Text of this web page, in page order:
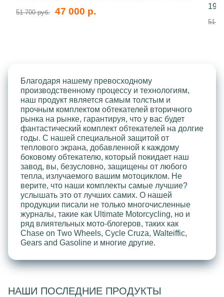
51 700 руб. 47 000 р.
51
Благодаря нашему превосходному
производственному процессу и технологиям,
наш продукт является самым толстым и
прочным комплектом обтекателей вторичного
рынка на рынке, гарантируя, что у вас будет
фантастический комплект обтекателей на долгие
годы. С нашей специальной защитой от
теплового экрана, добавленной к каждому
боковому обтекателю, который покидает наш
завод, вы, безусловно, защищены от любого
тепла, излучаемого вашим мотоциклом. Не
верите, что наши комплекты самые лучшие?
услышать это от лучших самих. О нашей
продукции писали не только многочисленные
журналы, такие как Ultimate Motorcycling, но и
ряд влиятельных мото-блогеров, таких как
Chase on Two Wheels, Cycle Cruza, Walteiffic,
Gears and Gasoline и многие другие.
НАШИ ПОСЛЕДНИЕ ПРОДУКТЫ